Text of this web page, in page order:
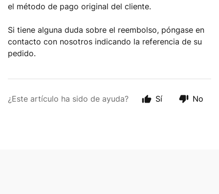
el método de pago original del cliente.
Si tiene alguna duda sobre el reembolso, póngase en
contacto con nosotros indicando la referencia de su
pedido.
¿Este artículo ha sido de ayuda? Sí No